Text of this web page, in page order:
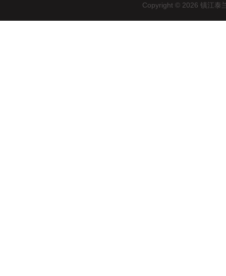
Copyright © 2026 镇江